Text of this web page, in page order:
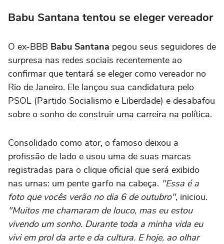
Babu Santana tentou se eleger vereador
O ex-BBB Babu Santana pegou seus seguidores de
surpresa nas redes sociais recentemente ao
confirmar que tentará se eleger como vereador no
Rio de Janeiro. Ele lançou sua candidatura pelo
PSOL (Partido Socialismo e Liberdade) e desabafou
sobre o sonho de construir uma carreira na política.
Consolidado como ator, o famoso deixou a
profissão de lado e usou uma de suas marcas
registradas para o clique oficial que será exibido
nas urnas: um pente garfo na cabeça. "Essa é a
foto que vocês verão no dia 6 de outubro", iniciou.
"Muitos me chamaram de louco, mas eu estou
vivendo um sonho. Durante toda a minha vida eu
vivi em prol da arte e da cultura. E hoje, ao olhar